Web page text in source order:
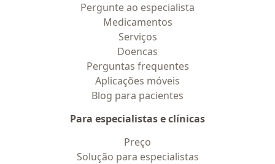
Pergunte ao especialista
Medicamentos
Serviços
Doencas
Perguntas frequentes
Aplicações móveis
Blog para pacientes
Para especialistas e clínicas
Preço
Solução para especialistas